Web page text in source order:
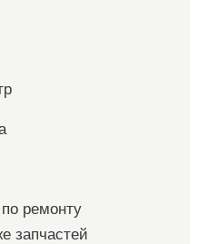
ремонту
запчастей